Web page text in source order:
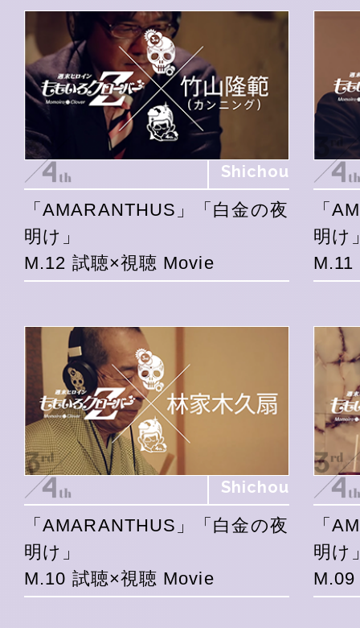
Shichou
「AMARANTHUS」「白金の夜
明け」
M.12 試聴×視聴 Movie
「
明け
Shichou
「AMARANTHUS」「白金の夜
明け」
M.10 試聴×視聴 Movie
「
明け